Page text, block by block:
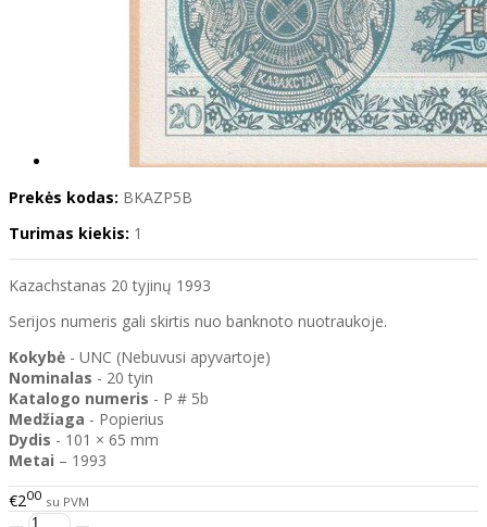
Prekės kodas: BKAZP5B
Turimas kiekis: 1
Kazachstanas 20 tyjinų 1993
Serijos numeris gali skirtis nuo banknoto nuotraukoje.
Kokybė - UNC (Nebuvusi apyvartoje)
Nominalas - 20 tyin
Katalogo numeris - P # 5b
Medžiaga - Popierius
Dydis - 101 × 65 mm
Metai – 1993
€200 su PVM